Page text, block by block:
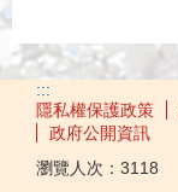
:::
隱私權保護政策
政府公開資訊
瀏覽人次： 3118